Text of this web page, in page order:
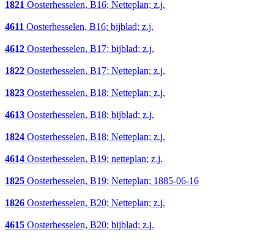
1821 Oosterhesselen, B16; Netteplan; z.j.
4611 Oosterhesselen, B16; bijblad; z.j.
4612 Oosterhesselen, B17; bijblad; z.j.
1822 Oosterhesselen, B17; Netteplan; z.j.
1823 Oosterhesselen, B18; Netteplan; z.j.
4613 Oosterhesselen, B18; bijblad; z.j.
1824 Oosterhesselen, B18; Netteplan; z.j.
4614 Oosterhesselen, B19; netteplan; z.j.
1825 Oosterhesselen, B19; Netteplan; 1885-06-16
1826 Oosterhesselen, B20; Netteplan; z.j.
4615 Oosterhesselen, B20; bijblad; z.j.